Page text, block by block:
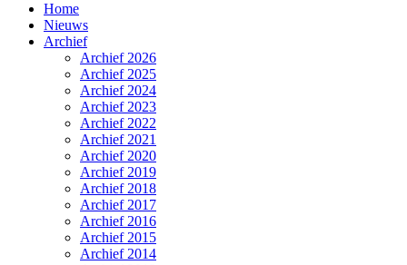
Home
Nieuws
Archief
Archief 2026
Archief 2025
Archief 2024
Archief 2023
Archief 2022
Archief 2021
Archief 2020
Archief 2019
Archief 2018
Archief 2017
Archief 2016
Archief 2015
Archief 2014